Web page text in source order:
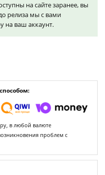
на сайте заранее, вы
релиза мы с вами
на ваш аккаунт.
в любой валюте
проблем с